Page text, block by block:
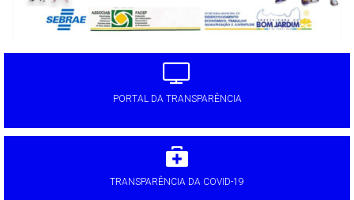
PORTAL DA TRANSPARÊNCIA
TRANSPARÊNCIA DA COVID-19